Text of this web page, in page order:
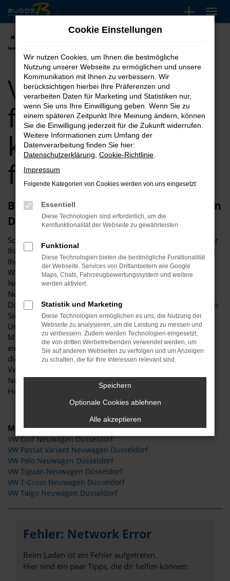
Zum
Hauptinhalt
springen
VW Neuwagen für Düsseldorf kaufen,
leasen, finanzieren
VW Neuwagen
für Düsseldorf
kaufen, leasen,
finanzieren
Budde Automobile: für VW Neuwagen in
Düsseldorf
Schon gehört? Bei Budde Automobile finden Sie ganz sicher
Ihren VW Neuwagen für Düsseldorf. Unser Autohaus bietet
Ihnen den zusätzlichen Vorteil enorm günstiger Preise.
Warum das so ist? Weil wir unter anderem auf EU-
Neuwagen bzw. EU-Reimporte setzen und damit VW
Neuwagen mit hohen Rabatten anbieten können. Von
Düsseldorf ist es nicht weit bis zu uns und vor Ort genießen
Sie die vielen Vorzüge eines familiengeführten
Unternehmens. Mehr als 20 Mitarbeiterinnen und
Mitarbeiter sind bei Budde Automobile für Sie tätig. Auf
einer Fläche von stolzen 11.000 Quadratmetern bieten wir
die Kapazitäten eines Meisterwerkstatt als auch geräumige
Verkaufsflächen. Wir verstehen uns als Experten für VW
Neuwagen und wissen genau, worauf es bei diesem
Hersteller ankommt.
Modelle
VW Golf Neuwagen Düsseldorf
VW Passat Variant Neuwagen Düsseldorf
VW Polo Neuwagen Düsseldorf
VW Tiguan Neuwagen Düsseldorf
VW T-Cross Neuwagen Düsseldorf
VW Taigo Neuwagen Düsseldorf
Fehler: Network Error
Beim Laden ist ein Fehler aufgetreten.
Hier sind ein paar Tipps, die dir helfen können:
Cookie Einstellungen
Wir nutzen Cookies, um Ihnen die bestmögliche
Nutzung unserer Webseite zu ermöglichen und unsere
Kommunikation mit Ihnen zu verbessern. Wir
berücksichtigen hierbei Ihre Präferenzen und
verarbeiten Daten für Marketing und Statistiken nur,
wenn Sie uns Ihre Einwilligung geben. Wenn Sie zu
einem späteren Zeitpunkt Ihre Meinung ändern, können
Sie die Einwilligung jederzeit für die Zukunft widerrufen.
Weitere Informationen zum Umfang der
Datenverarbeitung finden Sie hier:
Datenschutzerklärung Cookie-Richtlinie
Impressum
Folgende Kategorien von Cookies werden von uns eingesetzt:
Essentiell
Diese Technologien sind erforderlich, um die
Kernfunktionalität der Webseite zu gewährleisten.
Funktional
Diese Technologien bieten die bestmögliche Funktionalität
der Webseite. Services von Drittanbietern wie Google
Maps, Chats, Fahrzeugbewertungssystem und weitere
werden aktiviert.
Statistik und Marketing
Diese Technologien ermöglichen es uns, die Nutzung der
Webseite zu analysieren, um die Leistung zu messen und
zu verbessern. Zudem werden Technologien eingesetzt,
die von dritten Werbetreibenden verwendet werden, um
Sie auf anderen Webseiten zu verfolgen und um Anzeigen
zu schalten, die für Ihre Interessen relevant sind.
Speichern
Optionale Cookies ablehnen
Alle akzeptieren